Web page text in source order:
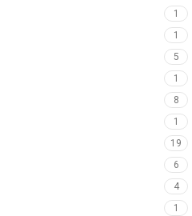
1
1
5
1
8
1
19
6
4
1